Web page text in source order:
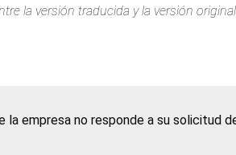
la versión traducida y la versión
la empresa no responde a su solicitud